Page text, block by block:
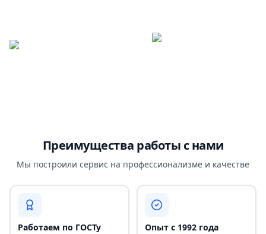
Преимущества работы с нами
Мы построили сервис на профессионализме и качестве
Работаем по ГОСТу Опыт с 1992 года